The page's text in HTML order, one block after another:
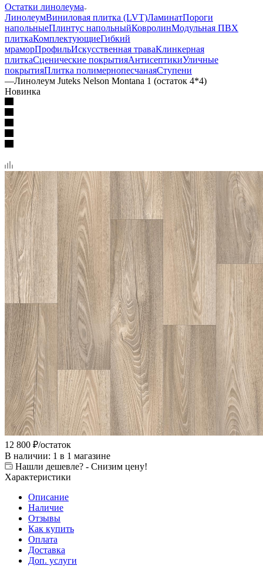
Остатки линолеума
ЛинолеумВиниловая плитка (LVT)ЛаминатПороги
напольныеПлинтус напольныйКовролинМодульная ПВХ
плиткаКомплектующиеГибкий
мраморПрофильИскусственная траваКлинкерная
плиткаСценические покрытияАнтисептикиУличные
покрытияПлитка полимернопесчанаяСтупени
—Линолеум Juteks Nelson Montana 1 (остаток 4*4)
Новинка
12 800 ₽/остаток
В наличии: 1 в 1 магазине
Нашли дешевле? - Снизим цену!
Характеристики
Описание
Наличие
Отзывы
Как купить
Оплата
Доставка
Доп. услуги